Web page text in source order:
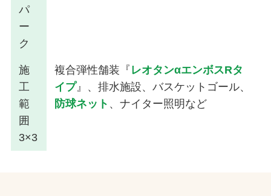
パ
ー
ク
施
工
範
囲
3×3
複合弾性舗装『 レオタンαエンボスRタ
イプ』、排水施設、バスケットゴール、
防球ネット 、ナイター照明など